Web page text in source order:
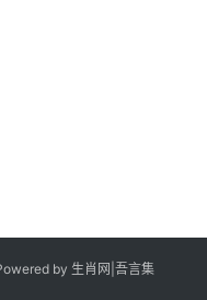
by 生肖网 吾言集